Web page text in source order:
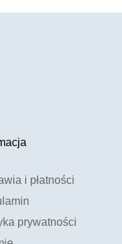
i płatności
prywatności